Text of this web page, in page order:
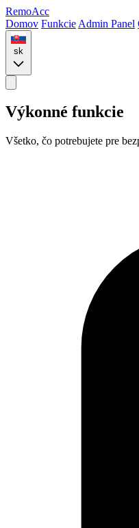
RemoAcc
Domov Funkcie Admin Panel
sk
Výkonné funkcie
Všetko, čo potrebujete pre